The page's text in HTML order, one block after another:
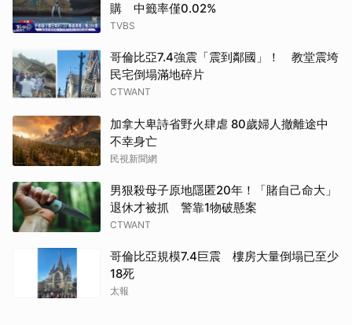
購 中籤率僅0.02%
TVBS
哥倫比亞7.4強震「震到鄰國」！ 教堂震垮
民宅倒塌滿地碎片
CTWANT
加拿大卑詩省野火肆虐 80歲婦人撤離途中
不幸身亡
民視新聞網
男狠殺母子原地隱匿20年！「賭自己命大」
退休才被抓 警靠1物破懸案
CTWANT
哥倫比亞規模7.4巨震 樓房大量倒塌已至少
18死
太報